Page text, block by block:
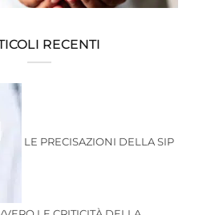
RECENTI
LE PRECISAZIONI DELLA SIP